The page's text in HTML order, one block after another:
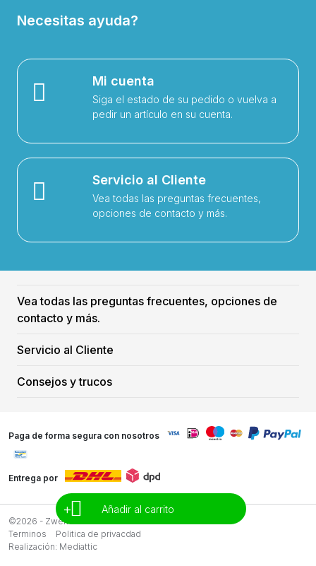
+ Añadir al carrito
Necesitas ayuda?
Mi cuenta
Siga el estado de su pedido o vuelva a
pedir un artículo en su cuenta.
Servicio al Cliente
Vea todas las preguntas frecuentes,
opciones de contacto y más.
Vea todas las preguntas frecuentes, opciones de
contacto y más.
Servicio al Cliente
Consejos y trucos
Paga de forma segura con nosotros
Entrega por
©2026 - Zwemreus
Terminos
Politica de privacdad
Realización: Mediattic